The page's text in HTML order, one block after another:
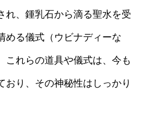
れ、鍾乳石から滴る聖水を受
める儀式（ウビナディーな
これらの道具や儀式は、今も
おり、その神秘性はしっかり